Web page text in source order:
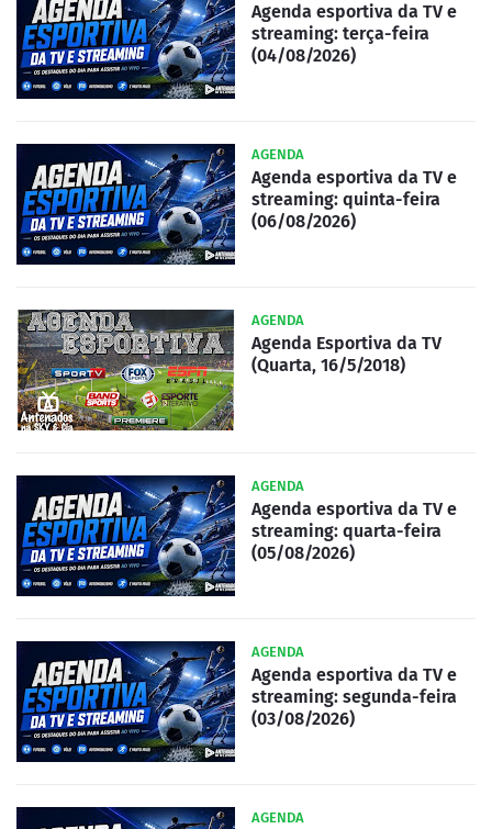
Agenda esportiva da TV e
streaming: terça-feira
(04/08/2026)
AGENDA
Agenda esportiva da TV e
streaming: quinta-feira
(06/08/2026)
AGENDA
Agenda Esportiva da TV
(Quarta, 16/5/2018)
AGENDA
Agenda esportiva da TV e
streaming: quarta-feira
(05/08/2026)
AGENDA
Agenda esportiva da TV e
streaming: segunda-feira
(03/08/2026)
AGENDA